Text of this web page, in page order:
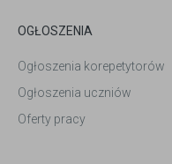
OGŁOSZENIA
Ogłoszenia korepetytorów
Ogłoszenia uczniów
Oferty pracy